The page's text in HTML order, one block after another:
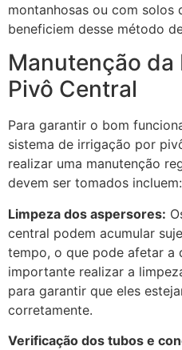
montanhosas ou com solos
beneficiem desse método
Manutenção
Pivô Central
Para garantir o bom
sistema de irrigação por
realizar uma manutenção
devem ser tomados incluem:
Limpeza dos aspersores:
central podem acumular
tempo, o que pode afetar a
importante realizar a
para garantir que eles
corretamente.
Verificação dos tubos e